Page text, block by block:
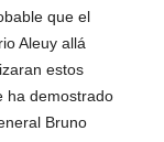
que el
Aleuy allá
estos
ha demostrado
Bruno